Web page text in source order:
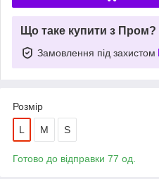
Що таке купити з Пром?
Замовлення під захистом
Розмір
L M S
Готово до відправки 77 од.